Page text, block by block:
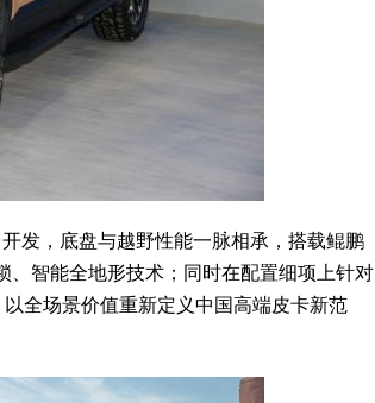
发，底盘与越野性能一脉相承，搭载鲲鹏
、智能全地形技术；同时在配置细项上针对
全场景价值重新定义中国高端皮卡新范